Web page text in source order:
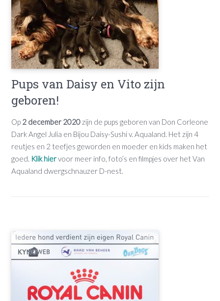
Pups van Daisy en Vito zijn
geboren!
Op 2 december 2020zijn de pups geboren van Don Corleone
Dark Angel Julia en Bijou Daisy-Sushi v. Aqualand. Het zijn 4
reutjes en 2 teefjes geworden en moeder en kids maken het
goed. Klik hiervoor meer info, foto’s en filmpjes over het Van
Aqualand dwergschnauzer D-nest.